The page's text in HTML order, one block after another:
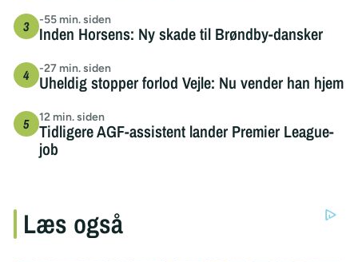
-55 min. siden
Inden Horsens: Ny skade til Brøndby-dansker
-27 min. siden
Uheldig stopper forlod Vejle: Nu vender han hjem
12 min. siden
Tidligere AGF-assistent lander Premier League-
job